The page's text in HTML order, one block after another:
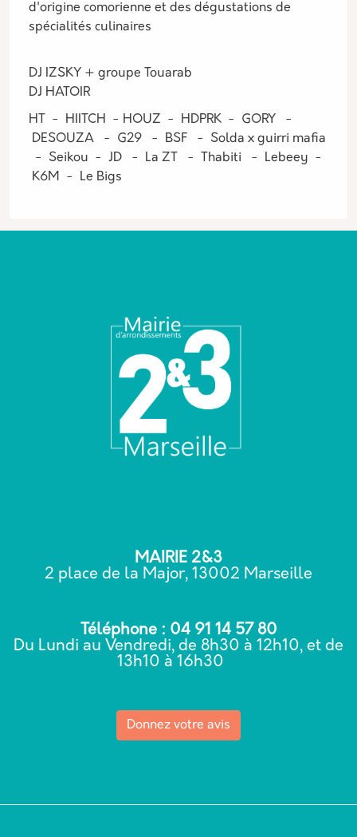
d'origine comorienne et des dégustations de
spécialités culinaires
DJ IZSKY + groupe Touarab
DJ HATOIR
HT - HIITCH - HOUZ - HDPRK - GORY -
DESOUZA - G29 - BSF - Solda x guirri mafia
- Seikou - JD - La ZT - Thabiti - Lebeey -
K6M - Le Bigs
MAIRIE 2&3
2 place de la Major, 13002 Marseille
Téléphone : 04 91 14 57 80
Du Lundi au Vendredi, de 8h30 à 12h10, et de
13h10 à 16h30
Donnez votre avis